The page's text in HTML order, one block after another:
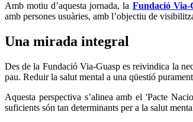
Amb motiu d’aquesta jornada, la Fundació Via-
amb persones usuàries, amb l’objectiu de
Una mirada integral
Des de la Fundació Via-Guasp es reivindica la
pau. Reduir la salut mental a una qüestió
Aquesta perspectiva s’alinea amb el 'Pacte
suficients són tan determinants per a la salut